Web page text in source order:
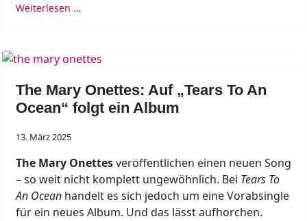
Weiterlesen …
The Mary Onettes: Auf „Tears To An
Ocean“ folgt ein Album
13. März 2025
The Mary Onettesveröffentlichen einen neuen Song
– so weit nicht komplett ungewöhnlich. Bei Tears To
An Ocean handelt es sich jedoch um eine Vorabsingle
für ein neues Album. Und das lässt aufhorchen.